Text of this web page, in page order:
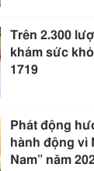
Trên 2.300
khám sức
1719
Phát động
hành động vì
Nam” năm